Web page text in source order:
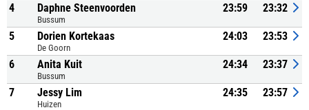
4 Daphne Steenvoorden
Bussum
23:59 23:32
5 Dorien Kortekaas
De Goorn
24:03 23:53
6 Anita Kuit
Bussum
24:34 23:37
7 Jessy Lim
Huizen
24:35 23:57